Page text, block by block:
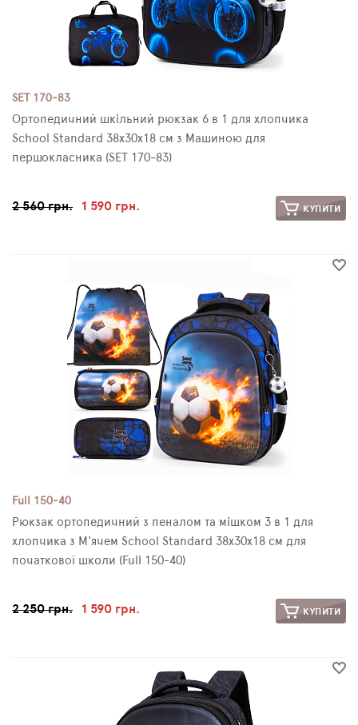
SET 170-83
Ортопедичний шкільний рюкзак 6 в 1 для хлопчика
School Standard 38х30х18 см з Машиною для
першокласника (SET 170-83)
2 560 грн. 1 590 грн. КУПИТИ
Full 150-40
Рюкзак ортопедичний з пеналом та мішком 3 в 1 для
хлопчика з М'ячем School Standard 38х30х18 см для
початкової школи (Full 150-40)
2 250 грн. 1 590 грн. КУПИТИ